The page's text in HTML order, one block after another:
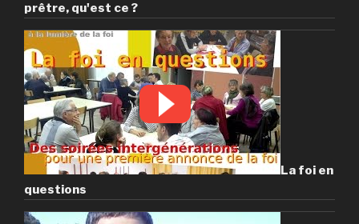
prêtre, qu'est ce ?
La foi en
questions